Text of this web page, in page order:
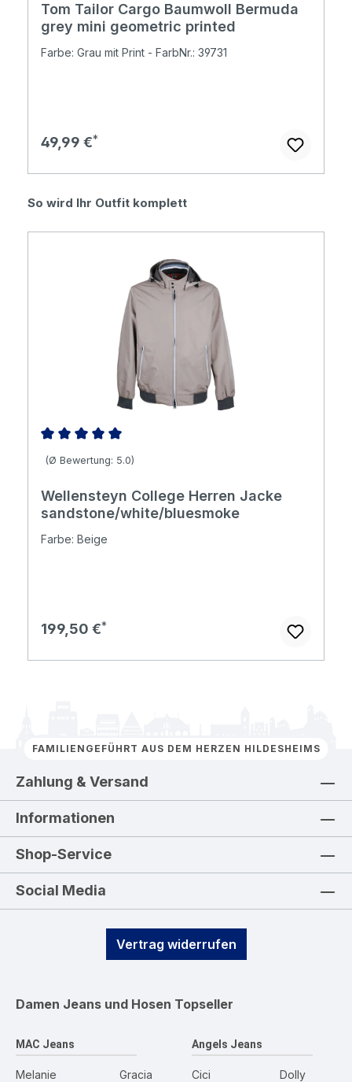
Tom Tailor Cargo Baumwoll Bermuda
grey mini geometric printed
Farbe: Grau mit Print - FarbNr.: 39731
Regulärer Preis:
49,99 €
Produktgalerie überspringen
So wird Ihr Outfit komplett
Durchschnittliche Bewertung von 5 von 5 Sternen
(Ø Bewertung: 5.0)
Wellensteyn College Herren Jacke
sandstone/white/bluesmoke
Farbe: Beige
Regulärer Preis:
199,50 €
FAMILIENGEFÜHRT AUS DEM HERZEN HILDESHEIMS
Zahlung & Versand
Informationen
Shop-Service
Social Media
Vertrag widerrufen
Damen Jeans und Hosen Topseller
MAC Jeans
Melanie
Gracia
Angels Jeans
Cici
Dolly